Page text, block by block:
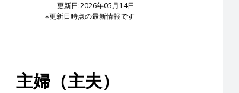
更新日:2026年05月14日
※更新日時点の最新情報です
婦（主夫）